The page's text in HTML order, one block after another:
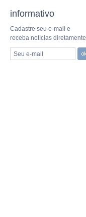
informativo
Cadastre seu e-mail e
receba notícias diretamente
Seu e-mail